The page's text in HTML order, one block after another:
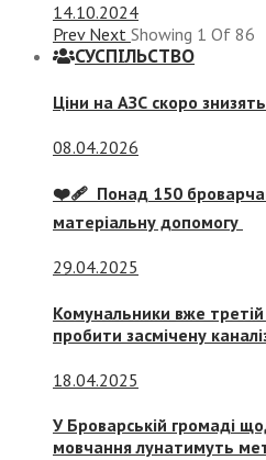
14.10.2024
Prev Next Showing 1 Of 86
СУСПIЛЬСТВО
Ціни на АЗС скоро
08.04.2026
❤️‍🩹 Понад 150
матеріальну допомогу
29.04.2025
Комунальники вже
пробити засмічену
18.04.2025
У Броварській громаді
мовчання лунатимуть